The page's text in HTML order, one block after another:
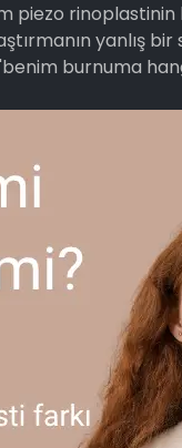
piezo
yanlış bir
burnuma